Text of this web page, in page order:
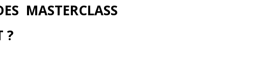
MASTERCLASS
?